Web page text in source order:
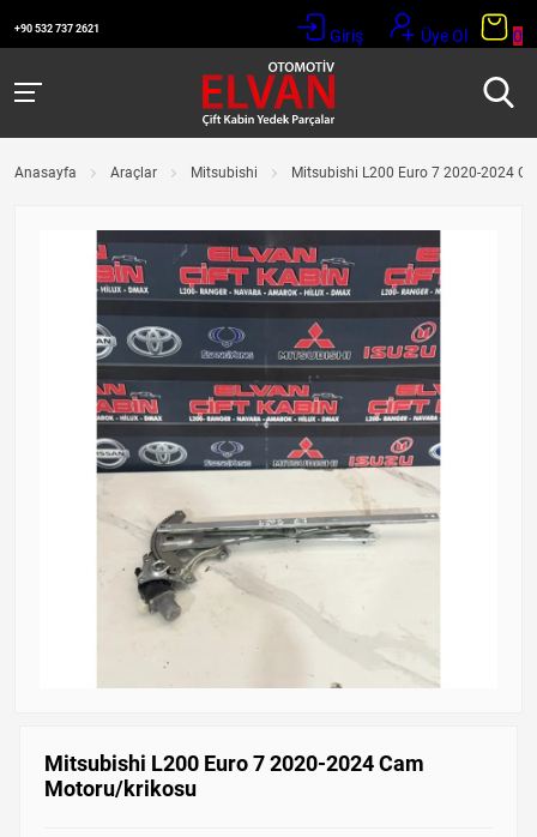
+90 532 737 2621 Giriş Üye Ol 0
Anasayfa Araçlar Mitsubishi Mitsubishi L200 Euro 7 2020-2024
Mitsubishi L200 Euro 7 2020-2024 Cam
Motoru/krikosu